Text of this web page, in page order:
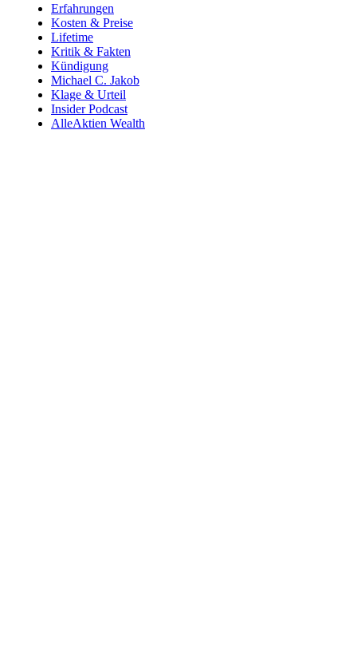
Erfahrungen
Kosten & Preise
Lifetime
Kritik & Fakten
Kündigung
Michael C. Jakob
Klage & Urteil
Insider Podcast
AlleAktien Wealth